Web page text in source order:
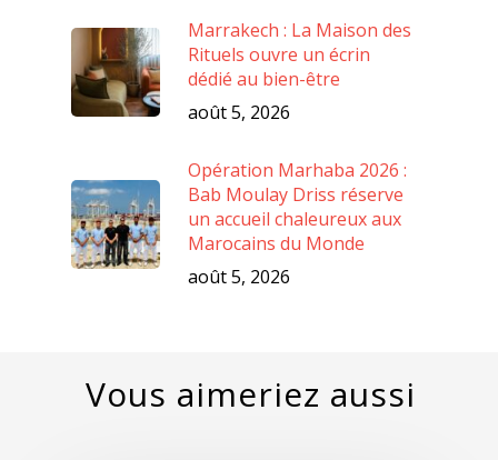
Marrakech : La Maison des
Rituels ouvre un écrin
dédié au bien-être
août 5, 2026
Opération Marhaba 2026 :
Bab Moulay Driss réserve
un accueil chaleureux aux
Marocains du Monde
août 5, 2026